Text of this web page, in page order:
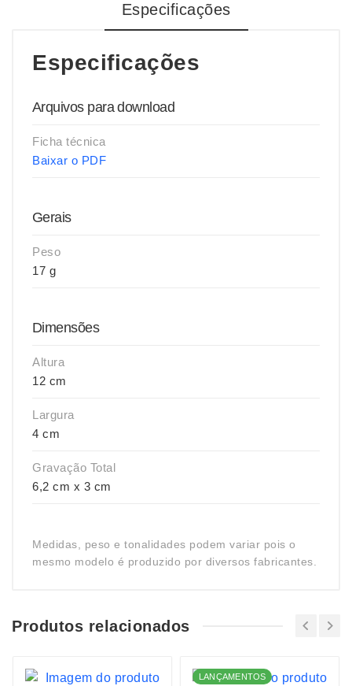
Especificações
Especificações
Arquivos para download
Ficha técnica
Baixar o PDF
Gerais
Peso
17 g
Dimensões
Altura
12 cm
Largura
4 cm
Gravação Total
6,2 cm x 3 cm
Medidas, peso e tonalidades podem variar pois o
mesmo modelo é produzido por diversos fabricantes.
Produtos relacionados
LANÇAMENTOS